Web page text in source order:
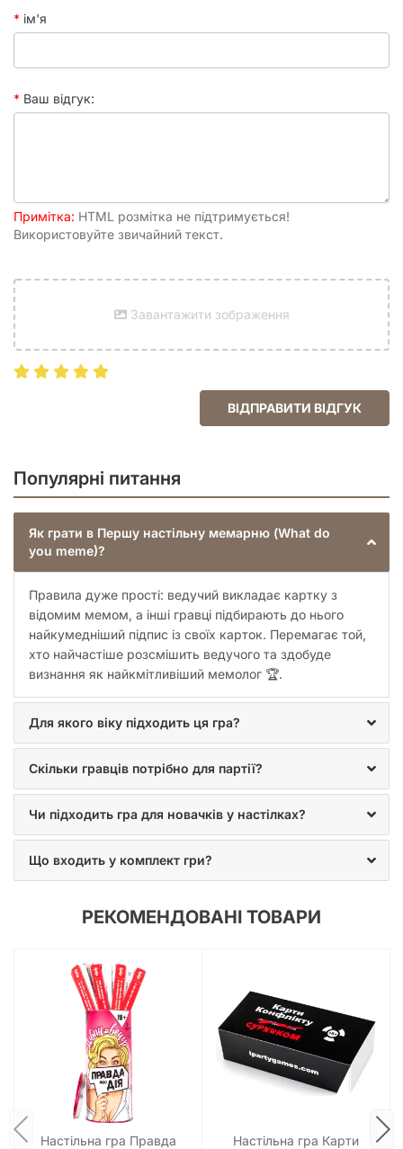
ім'я
Ваш відгук:
Примітка: HTML розмітка не підтримується!
Використовуйте звичайний текст.
Завантажити зображення
ВІДПРАВИТИ ВІДГУК
Популярні питання
Як грати в Першу настільну мемарню (What do
you meme)?
Правила дуже прості: ведучий викладає картку з
відомим мемом, а інші гравці підбирають до нього
найкумедніший підпис із своїх карток. Перемагає той,
хто найчастіше розсмішить ведучого та здобуде
визнання як найкмітливіший мемолог 🏆.
Для якого віку підходить ця гра?
Скільки гравців потрібно для партії?
Чи підходить гра для новачків у настілках?
Що входить у комплект гри?
РЕКОМЕНДОВАНІ ТОВАРИ
Настільна гра Правда
Настільна гра Карти